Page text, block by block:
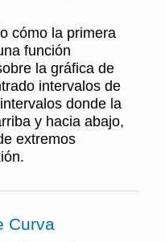
cómo la primera
función
la gráfica de
intervalos de
donde la
y hacia abajo,
extremos
Curva